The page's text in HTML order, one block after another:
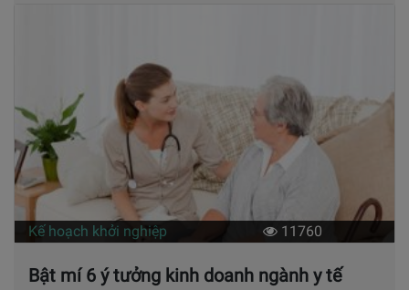
Kế hoạch khởi nghiệp 11760
Bật mí 6 ý tưởng kinh doanh ngành y tế